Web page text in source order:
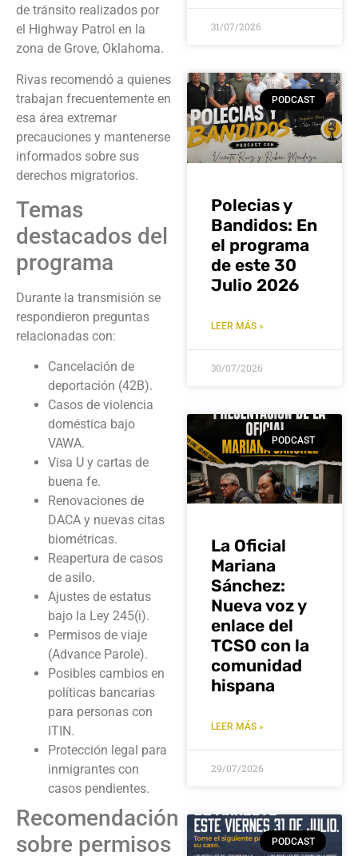
de tránsito realizados por
el Highway Patrol en la
zona de Grove, Oklahoma.
Rivas recomendó a quienes
trabajan frecuentemente en
esa área extremar
precauciones y mantenerse
informados sobre sus
derechos migratorios.
Temas
destacados del
programa
Durante la transmisión se
respondieron preguntas
relacionadas con:
Cancelación de
deportación (42B).
Casos de violencia
doméstica bajo
VAWA.
Visa U y cartas de
buena fe.
Renovaciones de
DACA y nuevas citas
biométricas.
Reapertura de casos
de asilo.
Ajustes de estatus
bajo la Ley 245(i).
Permisos de viaje
(Advance Parole).
Posibles cambios en
políticas bancarias
para personas con
ITIN.
Protección legal para
inmigrantes con
casos pendientes.
Recomendación
sobre permisos
31/07/2026
PODCAST
Polecias y
Bandidos: En
el programa
de este 30
Julio 2026
LEER MÁS »
30/07/2026
PODCAST
La Oficial
Mariana
Sánchez:
Nueva voz y
enlace del
TCSO con la
comunidad
hispana
LEER MÁS »
29/07/2026
PODCAST